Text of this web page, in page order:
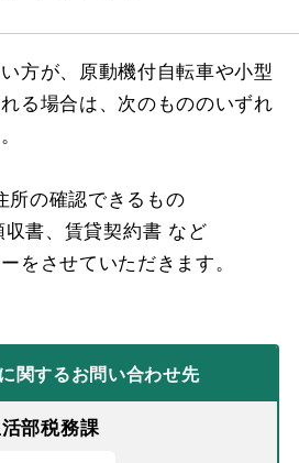
方が、原動機付自転車や小型
る場合は、次のもののいずれ
所の確認できるもの
書、賃貸契約書 など
をさせていただきます。
関するお問い合わせ先
部税務課